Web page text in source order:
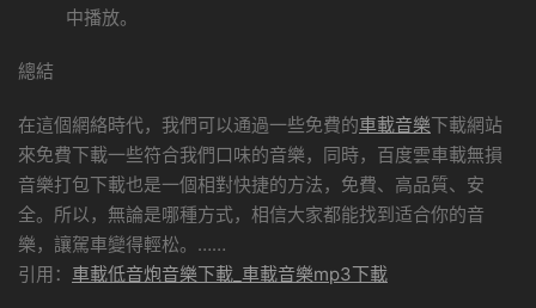
中播放。
總結
在這個網絡時代，我們可以通過一些免費的車載音樂下載網站
來免費下載一些符合我們口味的音樂，同時，百度雲車載無損
音樂打包下載也是一個相對快捷的方法，免費、高品質、安
全。所以，無論是哪種方式，相信大家都能找到适合你的音
樂，讓駕車變得輕松。……
引用： 車載低音炮音樂下載_車載音樂mp3下載